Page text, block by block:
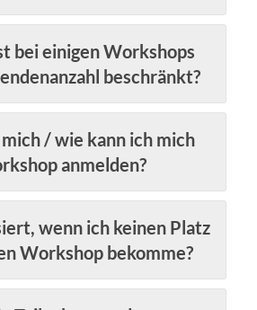
bei einigen Workshops
beschränkt?
/ wie kann ich mich
anmelden?
wenn ich keinen Platz
Workshop bekomme?